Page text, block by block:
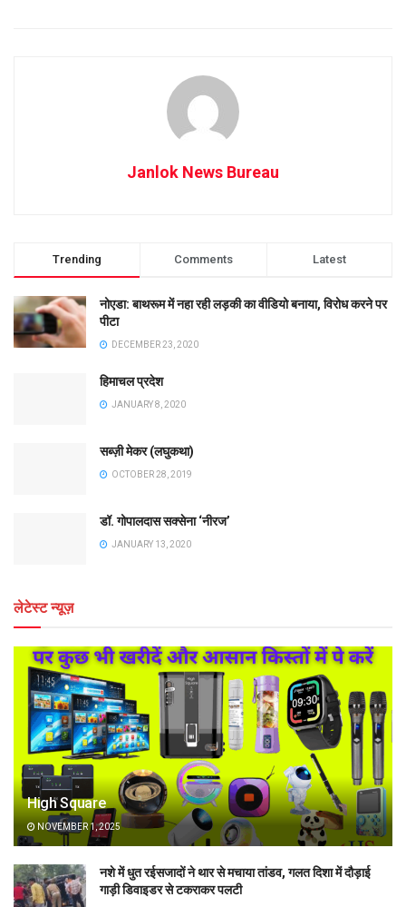
Janlok News Bureau
Trending Comments Latest
नोएडा: बाथरूम में नहा रही लड़की का वीडियो बनाया, विरोध करने पर
पीटा
DECEMBER 23, 2020
हिमाचल प्रदेश
JANUARY 8, 2020
सब्ज़ी मेकर (लघुकथा)
OCTOBER 28, 2019
डॉ. गोपालदास सक्सेना ‘नीरज’
JANUARY 13, 2020
लेटेस्ट न्यूज़
High Square
NOVEMBER 1, 2025
नशे में धुत रईसजादों ने थार से मचाया तांडव, गलत दिशा में दौड़ाई
गाड़ी डिवाइडर से टकराकर पलटी